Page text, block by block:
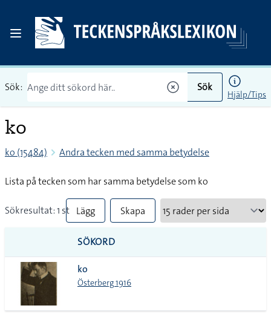
Sök: Sök
Hjälp/Tips
ko
ko (15484) Andra tecken med samma betydelse
Lista på tecken som har samma betydelse som ko
Sökresultat: 1 st Lägg
till
alla i
lista
Skapa
SÖKORD
ko
Österberg 1916